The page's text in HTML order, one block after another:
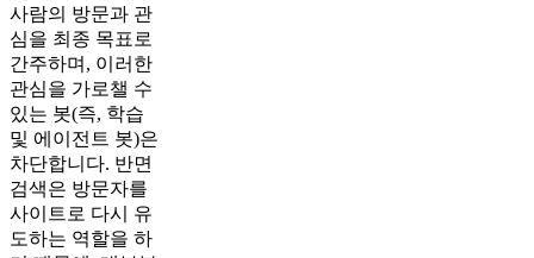
사람의 방문과 관
심을 최종 목표로
간주하며, 이러한
관심을 가로챌 수
있는 봇(즉, 학습
및 에이전트 봇)은
차단합니다. 반면
검색은 방문자를
사이트로 다시 유
도하는 역할을 하